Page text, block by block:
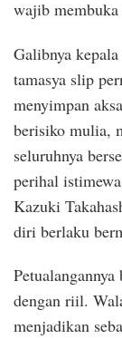
wajib membuka
Galibnya
tamasya slip
menyimpan
berisiko mulia,
seluruhnya
perihal
Kazuki
diri berlaku
dengan riil.
menjadikan